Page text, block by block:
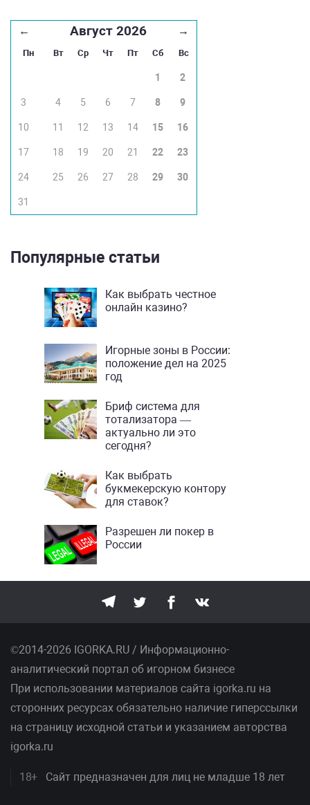
← Август 2026 →
Пн Вт Ср Чт Пт Сб Вс
1 2
3 4 5 6 7 8 9
10 11 12 13 14 15 16
17 18 19 20 21 22 23
24 25 26 27 28 29 30
31
Популярные статьи
Как выбрать честное
онлайн казино?
Игорные зоны в России:
положение дел на 2025
год
Бриф система для
тотализатора —
актуально ли это
сегодня?
Как выбрать
букмекерскую контору
для ставок?
Разрешен ли покер в
России
©2014-2026 IGORKA.RU / Информационно-
аналитический портал об игорном бизнесе
При использовании материалов сайта igorka.ru на
сторонних ресурсах обязательно наличие гиперссылки
на страницу исходной статьи и указанием авторства
igorka.ru
18+ Сайт предназначен для лиц не младше 18 лет